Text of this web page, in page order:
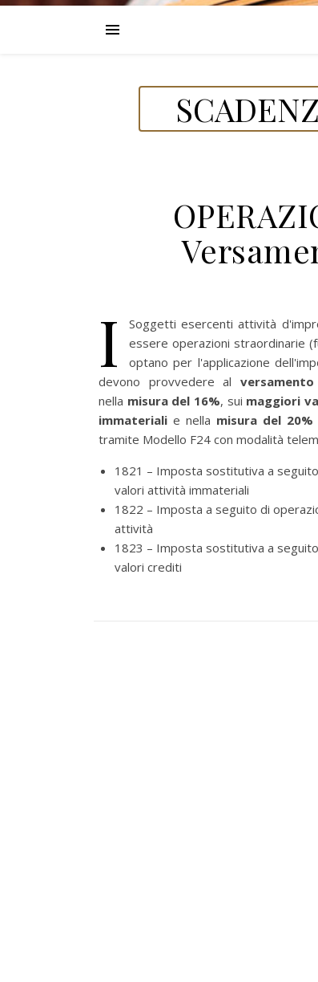
I
Soggetti esercenti attività
essere operazioni straordinarie
optano per l'applicazione
devono provvedere al
nella misura del 16%, sui maggiori
immateriali e nella misura del
tramite Modello F24 con modalità
1821 – Imposta sostitutiva a
valori attività immateriali
1822 – Imposta a seguito di
attività
1823 – Imposta sostitutiva a
valori crediti